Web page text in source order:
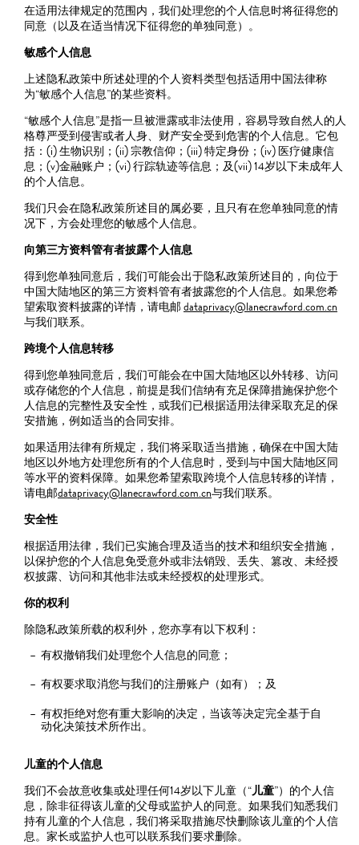
在适用法律规定的范围内，我们处理您的个人信息时将征得您的
同意（以及在适当情况下征得您的单独同意）。
敏感个人信息
上述隐私政策中所述处理的个人资料类型包括适用中国法律称
为“敏感个人信息”的某些资料。
“敏感个人信息”是指一旦被泄露或非法使用，容易导致自然人的人
格尊严受到侵害或者人身、财产安全受到危害的个人信息。它包
括：(i) 生物识别；(ii) 宗教信仰；(iii) 特定身份；(iv) 医疗健康信
息；(v)金融账户；(vi) 行踪轨迹等信息；及(vii) 14岁以下未成年人
的个人信息。
我们只会在隐私政策所述目的属必要，且只有在您单独同意的情
况下，方会处理您的敏感个人信息。
向第三方资料管有者披露个人信息
得到您单独同意后，我们可能会出于隐私政策所述目的，向位于
中国大陆地区的第三方资料管有者披露您的个人信息。如果您希
望索取资料披露的详情，请电邮dataprivacy@lanecrawford.com.cn
与我们联系。
跨境个人信息转移
得到您单独同意后，我们可能会在中国大陆地区以外转移、访问
或存储您的个人信息，前提是我们信纳有充足保障措施保护您个
人信息的完整性及安全性，或我们已根据适用法律采取充足的保
安措施，例如适当的合同安排。
如果适用法律有所规定，我们将采取适当措施，确保在中国大陆
地区以外地方处理您所有的个人信息时，受到与中国大陆地区同
等水平的资料保障。如果您希望索取跨境个人信息转移的详情，
请电邮dataprivacy@lanecrawford.com.cn与我们联系。
安全性
根据适用法律，我们已实施合理及适当的技术和组织安全措施，
以保护您的个人信息免受意外或非法销毁、丢失、篡改、未经授
权披露、访问和其他非法或未经授权的处理形式。
你的权利
除隐私政策所载的权利外，您亦享有以下权利：
有权撤销我们处理您个人信息的同意；
有权要求取消您与我们的注册账户（如有）；及
有权拒绝对您有重大影响的决定，当该等决定完全基于自
动化决策技术所作出。
儿童的个人信息
我们不会故意收集或处理任何14岁以下儿童（“儿童”）的个人信
息，除非征得该儿童的父母或监护人的同意。如果我们知悉我们
持有儿童的个人信息，我们将采取措施尽快删除该儿童的个人信
息。家长或监护人也可以联系我们要求删除。